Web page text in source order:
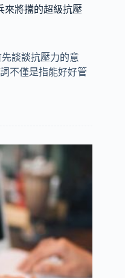
來將擋的超級抗壓
談談抗壓力的意
詞不僅是指能好好管